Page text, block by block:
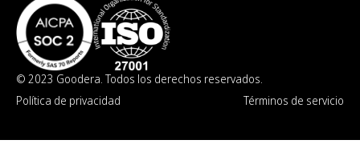
© 2023 Goodera. Todos los derechos reservados.
Política de privacidad
Términos de servicio